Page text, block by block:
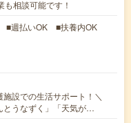
相談可能です！
■週払いOK ■扶養内OK
設での生活サポート！＼
とうなずく」「天気が…